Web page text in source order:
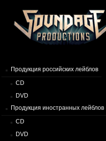
Продукция российских лейблов
CD
DVD
Продукция иностранных лейблов
CD
DVD